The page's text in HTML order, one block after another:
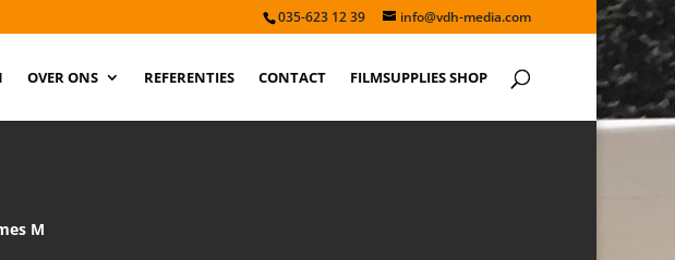
035-623 12 39 info@vdh-media.com
OVER ONS REFERENTIES CONTACT FILMSUPPLIES SHOP
M